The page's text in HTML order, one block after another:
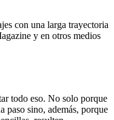
con una larga trayectoria
y en otros medios
todo eso. No solo porque
paso sino, además, porque